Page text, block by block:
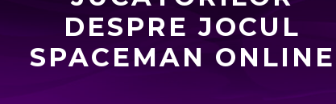
DESPRE JOCUL
SPACEMAN ONLINE